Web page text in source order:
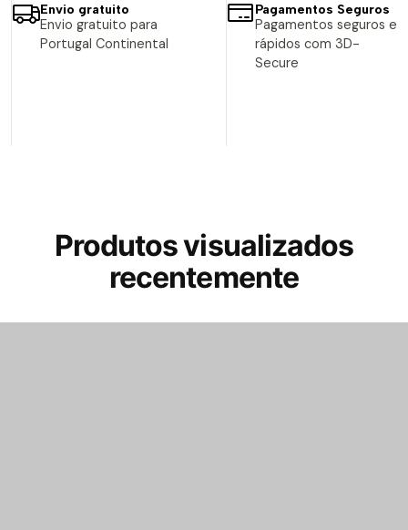
Envio gratuito
Envio gratuito para
Portugal Continental
Pagamentos Seguros
Pagamentos seguros e
rápidos com 3D-
Secure
Produtos visualizados
recentemente